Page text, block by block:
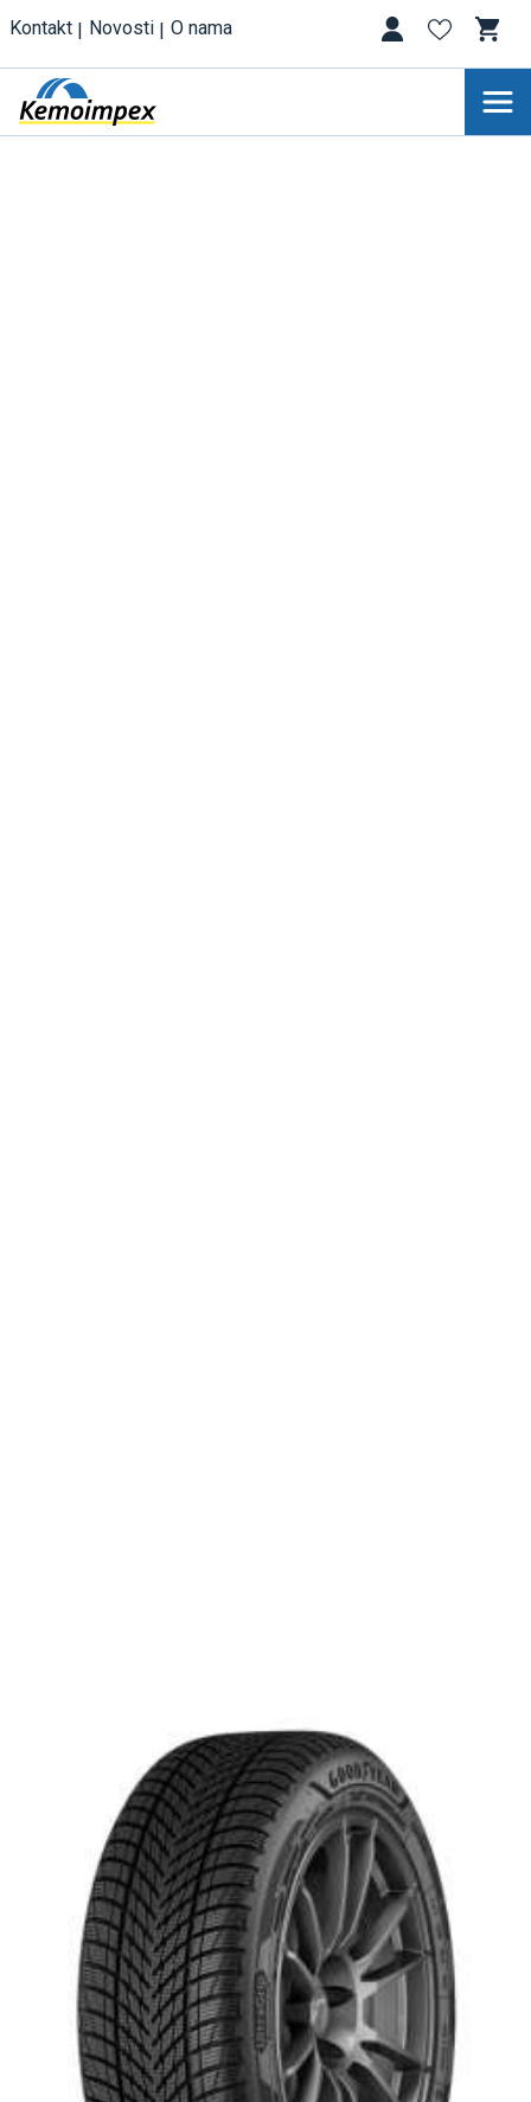
Kontakt Novosti O nama